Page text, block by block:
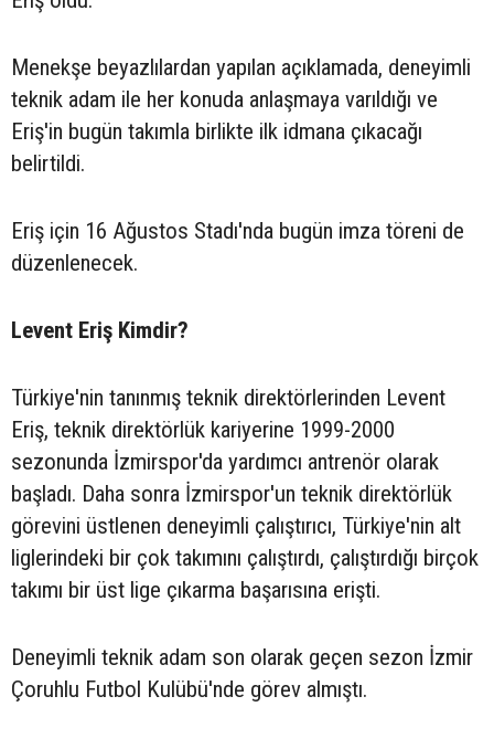
Menekşe beyazlılardan yapılan açıklamada, deneyimli
teknik adam ile her konuda anlaşmaya varıldığı ve
Eriş'in bugün takımla birlikte ilk idmana çıkacağı
belirtildi.
Eriş için 16 Ağustos Stadı'nda bugün imza töreni de
düzenlenecek.
Levent Eriş Kimdir?
Türkiye'nin tanınmış teknik direktörlerinden Levent
Eriş, teknik direktörlük kariyerine 1999-2000
sezonunda İzmirspor'da yardımcı antrenör olarak
başladı. Daha sonra İzmirspor'un teknik direktörlük
görevini üstlenen deneyimli çalıştırıcı, Türkiye'nin alt
liglerindeki bir çok takımını çalıştırdı, çalıştırdığı birçok
takımı bir üst lige çıkarma başarısına erişti.
Deneyimli teknik adam son olarak geçen sezon İzmir
Çoruhlu Futbol Kulübü'nde görev almıştı.